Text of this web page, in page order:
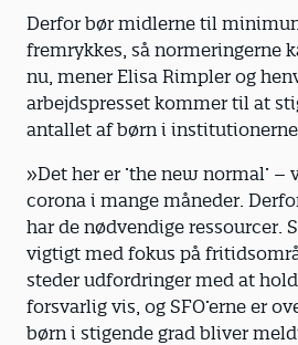
Derfor bør midlerne til
fremrykkes, så normeringerne
nu, mener Elisa Rimpler og
arbejdspresset kommer til at
antallet af børn i
»Det her er ’the new normal’ –
corona i mange måneder.
har de nødvendige ressourcer.
vigtigt med fokus på
steder udfordringer med at
forsvarlig vis, og SFO’erne er
børn i stigende grad bliver